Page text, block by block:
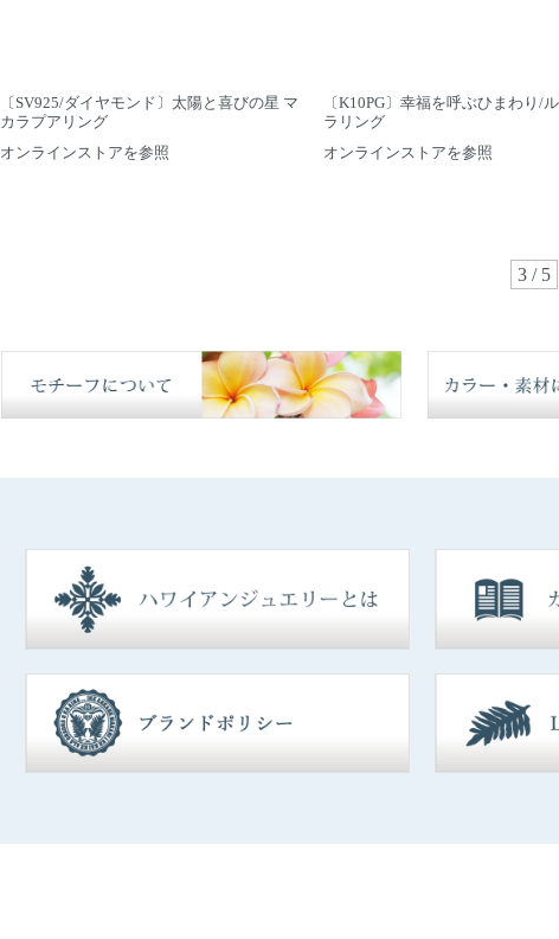
〔SV925/ダイヤモンド〕太陽と喜びの星 マ
カラプアリング
オンラインストアを参照
〔K10PG〕幸福を呼ぶひまわり/
ラリング
オンラインストアを参照
3 / 5